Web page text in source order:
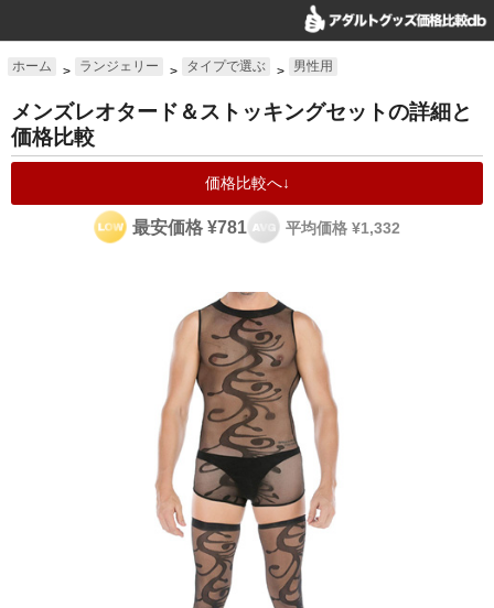
ホーム > ランジェリー > タイプで選ぶ > 男性用
メンズレオタード＆ストッキングセットの詳細と
価格比較
価格比較へ↓
最安価格 ¥781 平均価格 ¥1,332